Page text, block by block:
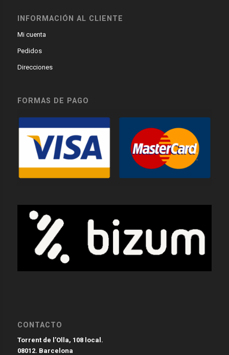
INFORMACIÓN AL CLIENTE
Mi cuenta
Pedidos
Direcciones
FORMAS DE PAGO
CONTACTO
Torrent de l’Olla, 108 local.
08012. Barcelona